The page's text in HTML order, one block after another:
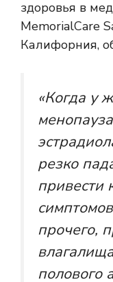
здоровья в
MemorialCare
Калифорния,
«Когда у
резко
привести
прочего,
полового